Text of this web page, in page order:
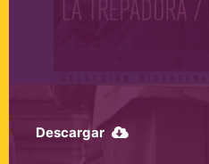
Descargar